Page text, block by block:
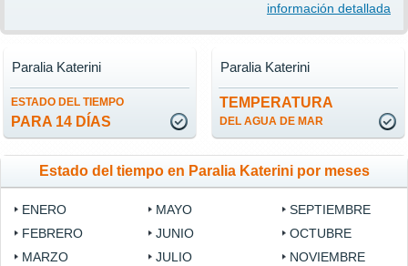
información detallada
ESTADO DEL TIEMPO
PARA 14 DÍAS
Paralia Katerini
TEMPERATURA
DEL AGUA DE MAR
Paralia Katerini
Estado del tiempo en Paralia Katerini por meses
ENERO
FEBRERO
MARZO
MAYO
JUNIO
JULIO
SEPTIEMBRE
OCTUBRE
NOVIEMBRE